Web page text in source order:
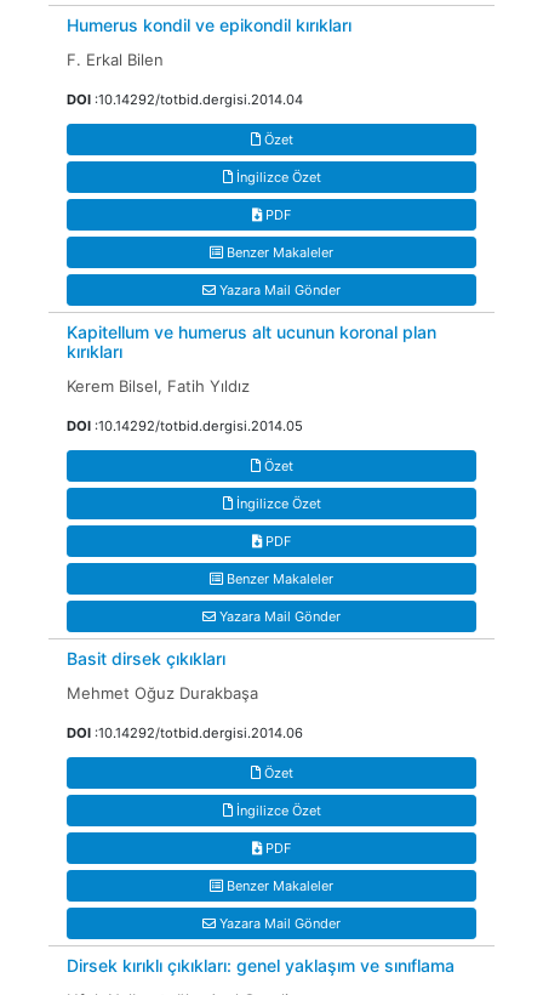
Humerus kondil ve epikondil kırıkları
F. Erkal Bilen
DOI :10.14292/totbid.dergisi.2014.04
Özet
İngilizce Özet
PDF
Benzer Makaleler
Yazara Mail Gönder
Kapitellum ve humerus alt ucunun koronal plan
kırıkları
Kerem Bilsel, Fatih Yıldız
DOI :10.14292/totbid.dergisi.2014.05
Özet
İngilizce Özet
PDF
Benzer Makaleler
Yazara Mail Gönder
Basit dirsek çıkıkları
Mehmet Oğuz Durakbaşa
DOI :10.14292/totbid.dergisi.2014.06
Özet
İngilizce Özet
PDF
Benzer Makaleler
Yazara Mail Gönder
Dirsek kırıklı çıkıkları: genel yaklaşım ve sınıflama